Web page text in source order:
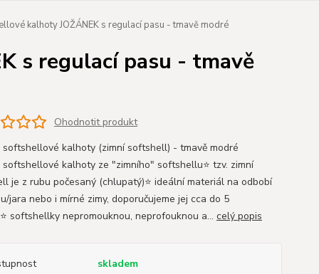
kalhoty JOŽÁNEK s regulací pasu - tmavě modré
s regulací pasu - tmavě
Ohodnotit produkt
softshellové kalhoty (zimní softshell) - tmavě modré
softshellové kalhoty ze "zimního" softshellu⭐ tzv. zimní
je z rubu počesaný (chlupatý)⭐ ideální materiál na odbobí
jara nebo i mírné zimy, doporučujeme jej cca do 5
softshellky nepromouknou, neprofouknou a... celý popis
skladem